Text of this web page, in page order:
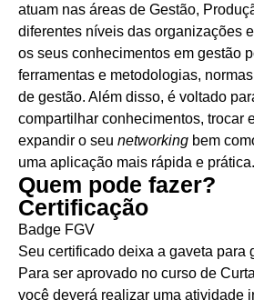
atuam nas áreas de Gestão,
diferentes níveis das organizações
os seus conhecimentos em gestão
ferramentas e metodologias,
de gestão. Além disso, é voltado
compartilhar conhecimentos, trocar
expandir o seu networking bem
uma aplicação mais rápida e prática.
Quem pode fazer?
Certificação
Badge FGV
Seu certificado deixa a gaveta para
Para ser aprovado no curso de
você deverá realizar uma atividade